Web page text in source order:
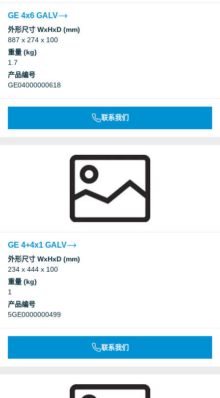
GE 4x6 GALV
外形尺寸 WxHxD (mm)
887 x 274 x 100
重量 (kg)
1.7
产品编号
GE04000000618
联系我们
GE 4+4x1 GALV
外形尺寸 WxHxD (mm)
234 x 444 x 100
重量 (kg)
1
产品编号
5GE0000000499
联系我们